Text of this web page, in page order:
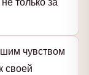
только за
чувством
своей